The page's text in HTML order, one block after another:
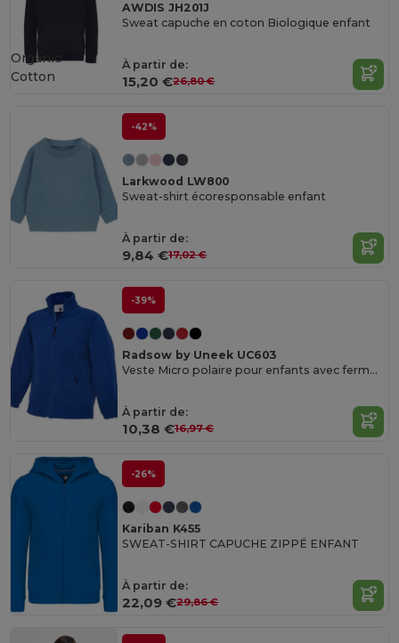
AWDIS JH201J
Sweat capuche en coton Biologique enfant
À partir de:
15,20 €26,80 €
Organic
Cotton
-42%
Larkwood LW800
Sweat-shirt écoresponsable enfant
À partir de:
9,84 €17,02 €
-39%
Radsow by Uneek UC603
Veste Micro polaire pour enfants avec fermeture éclair
À partir de:
10,38 €16,97 €
-26%
Kariban K455
SWEAT-SHIRT CAPUCHE ZIPPÉ ENFANT
À partir de:
22,09 €29,86 €